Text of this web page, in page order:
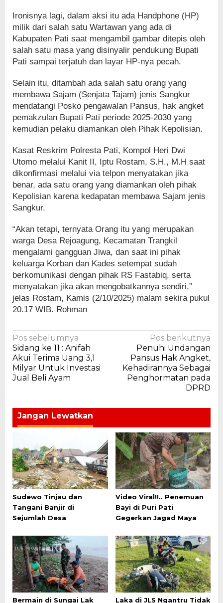
Ironisnya lagi, dalam aksi itu ada Handphone (HP)
milik dari salah satu Wartawan yang ada di
Kabupaten Pati saat mengambil gambar ditepis oleh
salah satu masa yang disinyalir pendukung Bupati
Pati sampai terjatuh dan layar HP-nya pecah.
Selain itu, ditambah ada salah satu orang yang
membawa Sajam (Senjata Tajam) jenis Sangkur
mendatangi Posko pengawalan Pansus, hak angket
pemakzulan Bupati Pati periode 2025-2030 yang
kemudian pelaku diamankan oleh Pihak Kepolisian.
Kasat Reskrim Polresta Pati, Kompol Heri Dwi
Utomo melalui Kanit II, Iptu Rostam, S.H., M.H saat
dikonfirmasi melalui via telpon menyatakan jika
benar, ada satu orang yang diamankan oleh pihak
Kepolisian karena kedapatan membawa Sajam jenis
Sangkur.
“Akan tetapi, ternyata Orang itu yang merupakan
warga Desa Rejoagung, Kecamatan Trangkil
mengalami gangguan Jiwa, dan saat ini pihak
keluarga Korban dan Kades setempat sudah
berkomunikasi dengan pihak RS Fastabiq, serta
menyatakan jika akan mengobatkannya sendiri,”
jelas Rostam, Kamis (2/10/2025) malam sekira pukul
20.17 WIB. Rohman
Navigasi
pos
Pos sebelumnya
Sidang ke 11 : Anifah
Akui Terima Uang 3,1
Milyar Untuk Investasi
Jual Beli Ayam
Pos berikutnya
Penuhi Undangan
Pansus Hak Angket,
Kehadirannya Sebagai
Penghormatan pada
DPRD
Jangan Lewatkan
Sudewo Tinjau dan
Tangani Banjir di
Sejumlah Desa
Video Viral!!.. Penemuan
Bayi di Puri Pati
Gegerkan Jagad Maya
Bermain di Sungai Lak Laka di JLS Ngantru Tidak